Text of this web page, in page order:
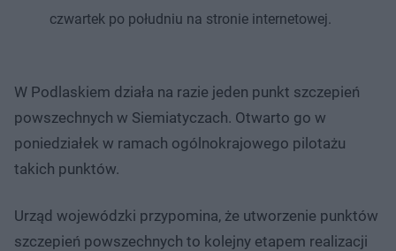
czwartek po południu na stronie internetowej.
W Podlaskiem działa na razie jeden punkt szczepień
powszechnych w Siemiatyczach. Otwarto go w
poniedziałek w ramach ogólnokrajowego pilotażu
takich punktów.
Urząd wojewódzki przypomina, że utworzenie punktów
szczepień powszechnych to kolejny etapem realizacji